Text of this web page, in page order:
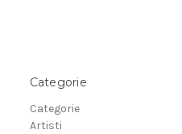
Categorie
Categorie
Artisti